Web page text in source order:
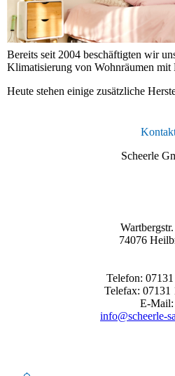
Bereits seit 2004 beschäftigten wir
Klimatisierung von Wohnräumen mit
Heute stehen einige zusätzliche
Scheerle
Wartbergstr.
74076
Telefon: 07131
Telefax: 07131
E-Mail:
info@scheerle-